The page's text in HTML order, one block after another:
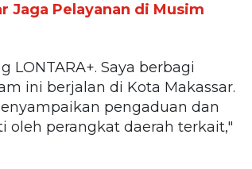
Jaga Pelayanan di Musim
Saya berbagi
ini berjalan di Kota Makassar.
pengaduan dan
oleh perangkat daerah terkait,"